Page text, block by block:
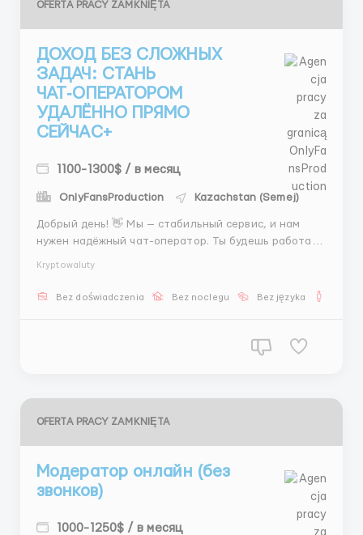
OFERTA PRACY ZAMKNIĘTA
ДОХОД БЕЗ СЛОЖНЫХ
ЗАДАЧ: СТАНЬ
ЧАТ‑ОПЕРАТОРОМ
УДАЛЁННО ПРЯМО
СЕЙЧАС+
1100-1300$ / в месяц
OnlyFansProduction Kazachstan (Semej)
Добрый день! 👋 Мы — стабильный сервис, и нам
нужен надёжный чат-оператор. Ты будешь работать
«серой» схемы: оклад + процент, всё официально в
Kryptowaluty
Bez doświadczenia Bez noclegu Bez języka
OFERTA PRACY ZAMKNIĘTA
Модератор онлайн (без
звонков)
1000-1250$ / в месяц